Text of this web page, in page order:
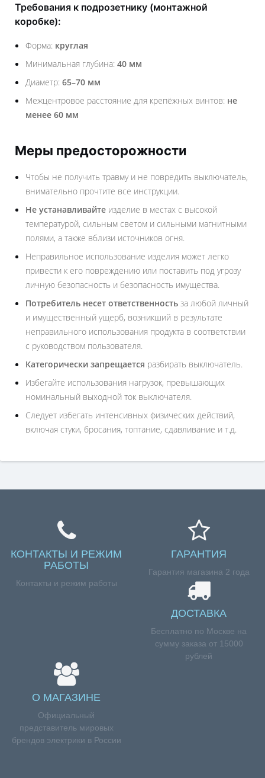
Требования к подрозетнику (монтажной
коробке):
Форма: круглая
Минимальная глубина: 40 мм
Диаметр: 65–70 мм
Межцентровое расстояние для крепёжных винтов: не
менее 60 мм
Меры предосторожности
Чтобы не получить травму и не повредить выключатель,
внимательно прочтите все инструкции.
Не устанавливайте изделие в местах с высокой
температурой, сильным светом и сильными магнитными
полями, а также вблизи источников огня.
Неправильное использование изделия может легко
привести к его повреждению или поставить под угрозу
личную безопасность и безопасность имущества.
Потребитель несет ответственность за любой личный
и имущественный ущерб, возникший в результате
неправильного использования продукта в соответствии
с руководством пользователя.
Категорически запрещается разбирать выключатель.
Избегайте использования нагрузок, превышающих
номинальный выходной ток выключателя.
Следует избегать интенсивных физических действий,
включая стуки, бросания, топтание, сдавливание и т.д.
КОНТАКТЫ И РЕЖИМ
РАБОТЫ
Контакты и режим работы
ГАРАНТИЯ
Гарантия магазина 2 года
ДОСТАВКА
Бесплатно по Москве на
сумму заказа от 15000
рублей
О МАГАЗИНЕ
Официальный
представитель мировых
брендов электрики в России